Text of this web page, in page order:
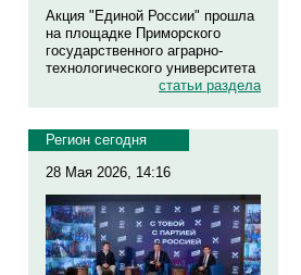
Акция "Единой России" прошла
на площадке Приморского
государственного аграрно-
технологического университета
статьи раздела
Регион сегодня
28 Мая 2026, 14:16